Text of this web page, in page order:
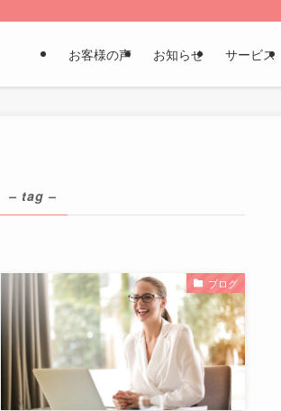
お客様の声 お知らせ サービス
– tag –
ブログ